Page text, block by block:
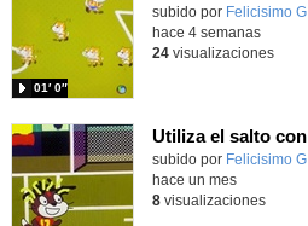
Contenido educativo.
subido por Felicisimo G.
01′ 0″
hace 4 semanas
24visualizaciones
Contenido educativo.
subido por Felicisimo G.
hace un mes
8visualizaciones